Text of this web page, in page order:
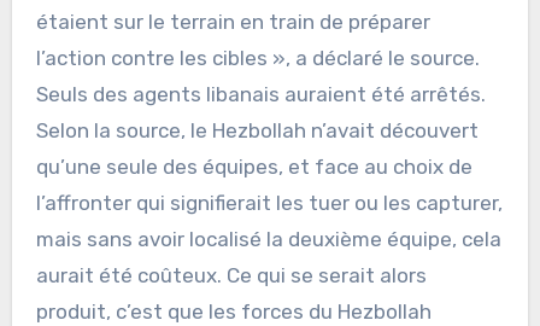
étaient sur le terrain en train de préparer
l’action contre les cibles », a déclaré le source.
Seuls des agents libanais auraient été arrêtés.
Selon la source, le Hezbollah n’avait découvert
qu’une seule des équipes, et face au choix de
l’affronter qui signifierait les tuer ou les capturer,
mais sans avoir localisé la deuxième équipe, cela
aurait été coûteux. Ce qui se serait alors
produit, c’est que les forces du Hezbollah